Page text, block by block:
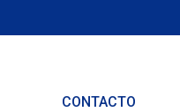
CONTACTO